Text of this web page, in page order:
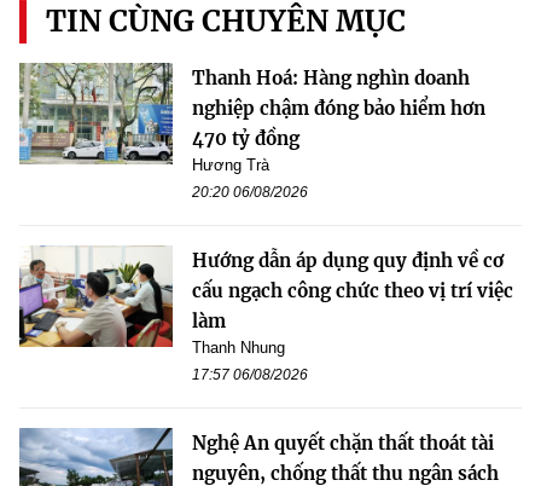
TIN CÙNG CHUYÊN MỤC
Thanh Hoá: Hàng nghìn doanh
nghiệp chậm đóng bảo hiểm hơn
470 tỷ đồng
Hương Trà
20:20 06/08/2026
Hướng dẫn áp dụng quy định về cơ
cấu ngạch công chức theo vị trí việc
làm
Thanh Nhung
17:57 06/08/2026
Nghệ An quyết chặn thất thoát tài
nguyên, chống thất thu ngân sách